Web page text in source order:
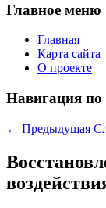
Главное меню
Главная
Карта сайта
О проекте
Навигация по
← Предыдущая